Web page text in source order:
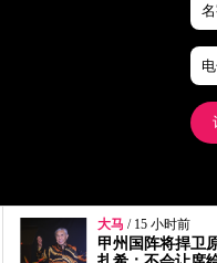
大马 / 15 小时前
甲州国阵将捍卫